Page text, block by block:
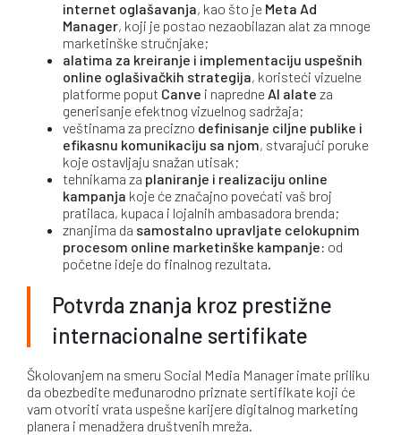
internet oglašavanja, kao što je Meta Ad
Manager, koji je postao nezaobilazan alat za mnoge
marketinške stručnjake;
alatima za kreiranje i implementaciju uspešnih
online oglašivačkih strategija, koristeći vizuelne
platforme poput Canve i napredne AI alate za
generisanje efektnog vizuelnog sadržaja;
veštinama za precizno definisanje ciljne publike i
efikasnu komunikaciju sa njom, stvarajući poruke
koje ostavljaju snažan utisak;
tehnikama za planiranje i realizaciju online
kampanja koje će značajno povećati vaš broj
pratilaca, kupaca i lojalnih ambasadora brenda;
znanjima da samostalno upravljate celokupnim
procesom online marketinške kampanje: od
početne ideje do finalnog rezultata.
Potvrda znanja kroz prestižne
internacionalne sertifikate
Školovanjem na smeru Social Media Manager imate priliku
da obezbedite međunarodno priznate sertifikate koji će
vam otvoriti vrata uspešne karijere digitalnog marketing
planera i menadžera društvenih mreža.